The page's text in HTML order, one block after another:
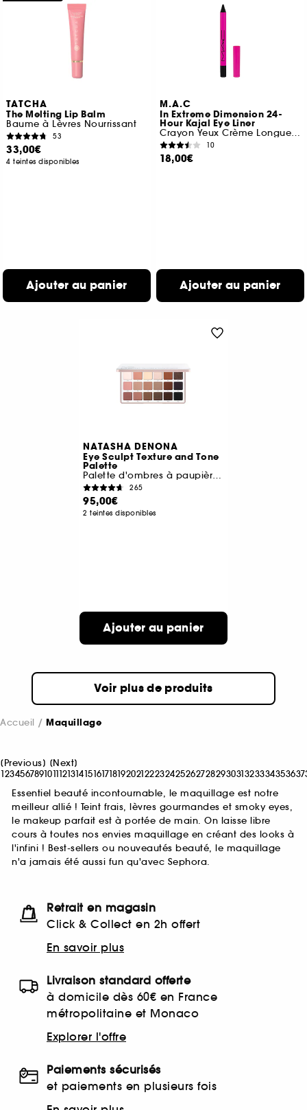
TATCHA
The Melting Lip Balm
Baume à Lèvres Nourrissant
53
33,00€
4 teintes disponibles
Ajouter au panier
M.A.C
In Extreme Dimension 24-
Hour Kajal Eye Liner
Crayon Yeux Crème Longue Tenue
10
18,00€
Ajouter au panier
NATASHA DENONA
Eye Sculpt Texture and Tone
Palette
Palette d'ombres à paupières Midi +
265
95,00€
2 teintes disponibles
Ajouter au panier
Voir plus de produits
Accueil Maquillage
[Previous] [Next]
12345678910111213141516171819202122232425262728293031323334353637
Essentiel beauté incontournable, le maquillage est notre
meilleur allié ! Teint frais, lèvres gourmandes et smoky eyes,
le makeup parfait est à portée de main. On laisse libre
cours à toutes nos envies maquillage en créant des looks à
l'infini ! Best-sellers ou nouveautés beauté, le maquillage
n'a jamais été aussi fun qu'avec Sephora.
Retrait en magasin
Click & Collect en 2h offert
En savoir plus
Livraison standard offerte
à domicile dès 60€ en France
métropolitaine et Monaco
Explorer l'offre
Paiements sécurisés
et paiements en plusieurs fois